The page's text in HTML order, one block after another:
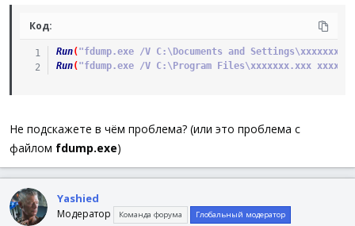
Код:
Run( "fdump.exe /V C:\Documents and
Run( "fdump.exe /V C:\Program Files\xxxxxxx.xxx
Не подскажете в чём проблема? (или это проблема с
файлом fdump.exe)
Yashied
Модератор Команда форума Глобальный модератор